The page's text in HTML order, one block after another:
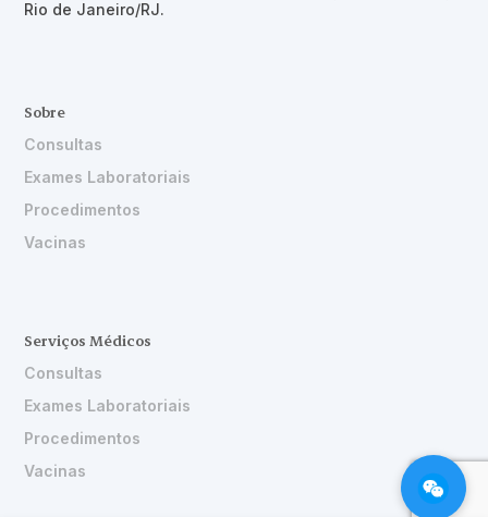
Rio de Janeiro/RJ.
Sobre
Consultas
Exames Laboratoriais
Procedimentos
Vacinas
Serviços Médicos
Consultas
Exames Laboratoriais
Procedimentos
Vacinas